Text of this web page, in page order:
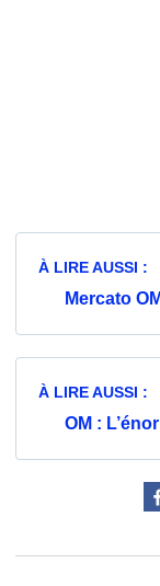
À LIRE AUSSI :
Mercato
À LIRE AUSSI :
OM :